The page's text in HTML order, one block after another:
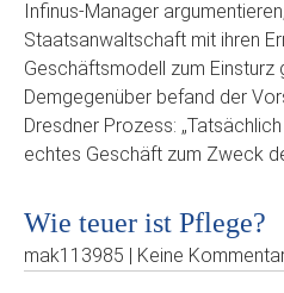
Infinus-Manager
Staatsanwaltschaft mit ihren
Geschäftsmodell zum Einsturz
Demgegenüber befand der
Dresdner Prozess:
echtes Geschäft zum Zweck
Wie teuer ist Pflege?
mak113985 | Keine